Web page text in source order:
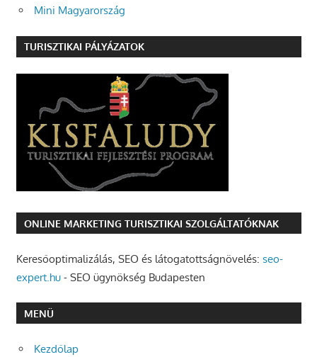
Mini Magyarország
TURISZTIKAI PÁLYÁZATOK
ONLINE MARKETING TURISZTIKAI SZOLGÁLTATÓKNAK
Keresőoptimalizálás, SEO és látogatottságnövelés: seo-
expert.hu- SEO ügynökség Budapesten
MENÜ
Kezdőlap